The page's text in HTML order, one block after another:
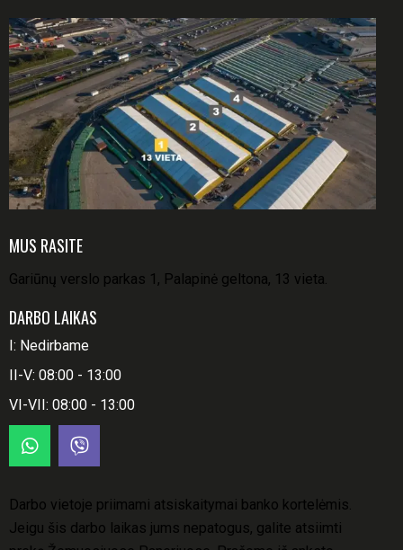
MUS RASITE
Gariūnų verslo parkas 1, Palapinė geltona, 13 vieta.
DARBO LAIKAS
I: Nedirbame
II-V: 08:00 - 13:00
VI-VII: 08:00 - 13:00
Darbo vietoje priimami atsiskaitymai banko kortelėmis.
Jeigu šis darbo laikas jums nepatogus, galite atsiimti